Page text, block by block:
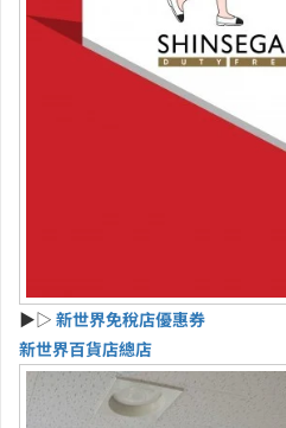
▶▷ 新世界免稅店優惠券
新世界百貨店總店